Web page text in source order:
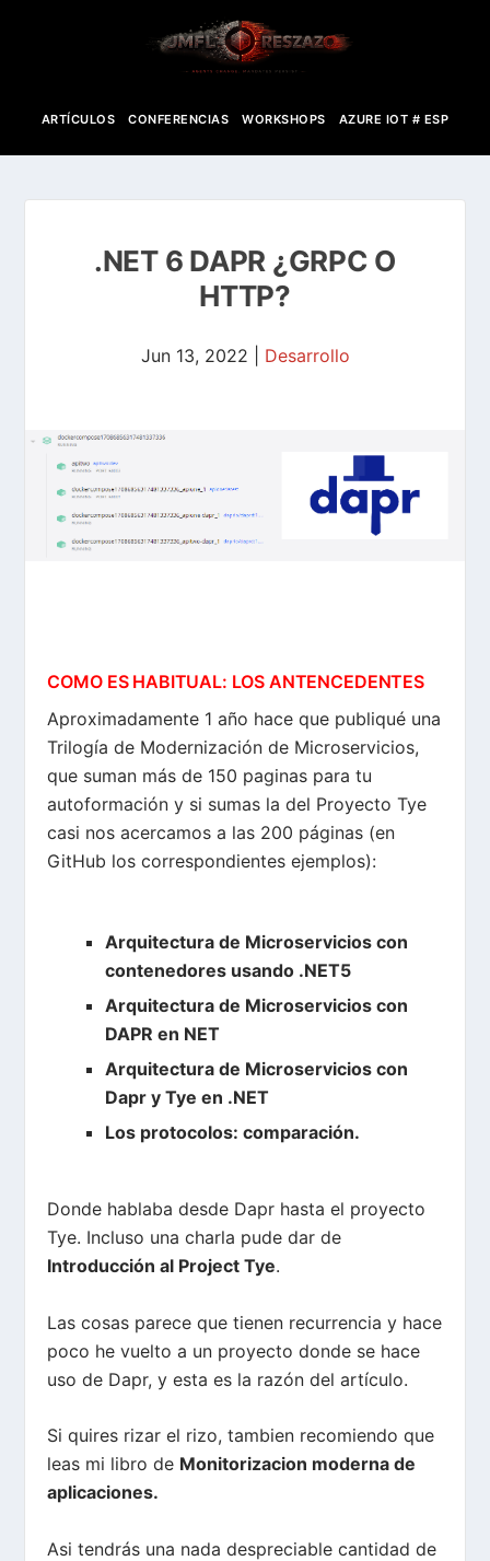
ARTÍCULOS CONFERENCIAS WORKSHOPS AZURE IOT # ESP
.NET 6 DAPR ¿GRPC O
HTTP?
Jun 13, 2022 Desarrollo
COMO ES HABITUAL: LOS ANTENCEDENTES
Aproximadamente 1 año hace que publiqué una
Trilogía de Modernización de Microservicios,
que suman más de 150 paginas para tu
autoformación y si sumas la del Proyecto Tye
casi nos acercamos a las 200 páginas (en
GitHub los correspondientes ejemplos):
Arquitectura de Microservicios con
contenedores usando .NET5
Arquitectura de Microservicios con
DAPR en NET
Arquitectura de Microservicios con
Dapr y Tye en .NET
Los protocolos: comparación.
Donde hablaba desde Dapr hasta el proyecto
Tye. Incluso una charla pude dar de
Introducción al Project Tye.
Las cosas parece que tienen recurrencia y hace
poco he vuelto a un proyecto donde se hace
uso de Dapr, y esta es la razón del artículo.
Si quires rizar el rizo, tambien recomiendo que
leas mi libro de Monitorizacion moderna de
aplicaciones.
Asi tendrás una nada despreciable cantidad de